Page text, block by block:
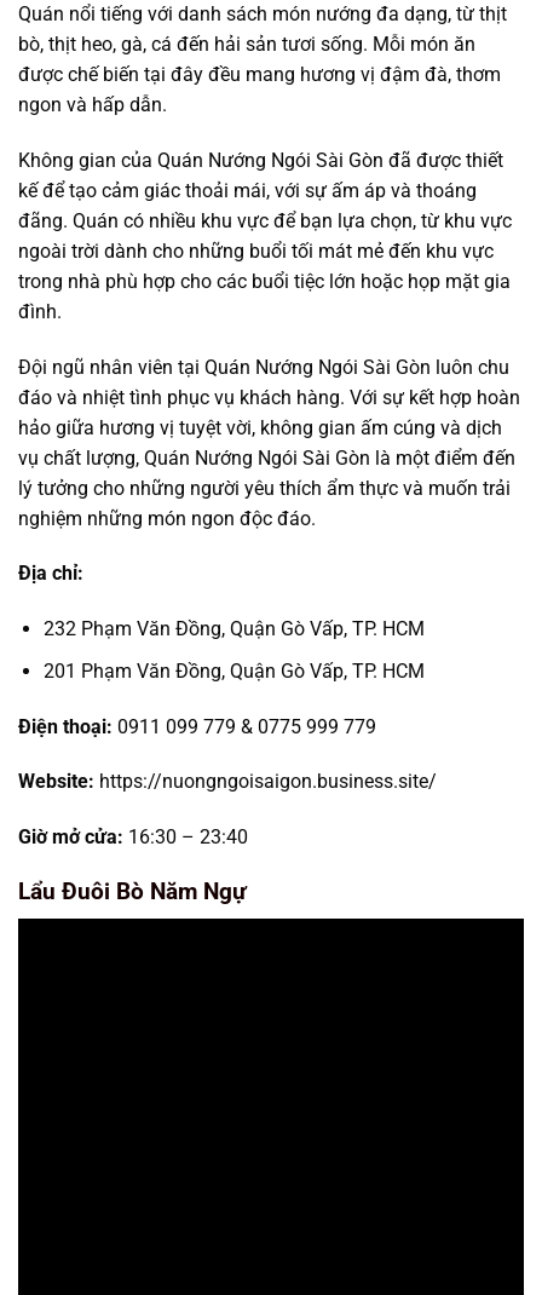
Quán nổi tiếng với danh sách món nướng đa dạng, từ thịt
bò, thịt heo, gà, cá đến hải sản tươi sống. Mỗi món ăn
được chế biến tại đây đều mang hương vị đậm đà, thơm
ngon và hấp dẫn.
Không gian của Quán Nướng Ngói Sài Gòn đã được thiết
kế để tạo cảm giác thoải mái, với sự ấm áp và thoáng
đãng. Quán có nhiều khu vực để bạn lựa chọn, từ khu vực
ngoài trời dành cho những buổi tối mát mẻ đến khu vực
trong nhà phù hợp cho các buổi tiệc lớn hoặc họp mặt gia
đình.
Đội ngũ nhân viên tại Quán Nướng Ngói Sài Gòn luôn chu
đáo và nhiệt tình phục vụ khách hàng. Với sự kết hợp hoàn
hảo giữa hương vị tuyệt vời, không gian ấm cúng và dịch
vụ chất lượng, Quán Nướng Ngói Sài Gòn là một điểm đến
lý tưởng cho những người yêu thích ẩm thực và muốn trải
nghiệm những món ngon độc đáo.
Địa chỉ:
232 Phạm Văn Đồng, Quận Gò Vấp, TP. HCM
201 Phạm Văn Đồng, Quận Gò Vấp, TP. HCM
Điện thoại: 0911 099 779 & 0775 999 779
Website: https://nuongngoisaigon.business.site/
Giờ mở cửa: 16:30 – 23:40
Lẩu Đuôi Bò Năm Ngự